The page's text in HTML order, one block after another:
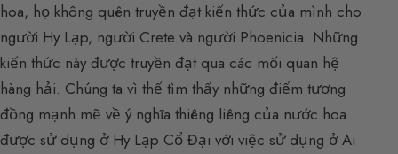
hoa, họ không quên truyền đạt kiến thức của mình cho
người Hy Lạp, người Crete và người Phoenicia. Những
kiến thức này được truyền đạt qua các mối quan hệ
hàng hải. Chúng ta vì thế tìm thấy những điểm tương
đồng mạnh mẽ về ý nghĩa thiêng liêng của nước hoa
được sử dụng ở Hy Lạp Cổ Đại với việc sử dụng ở Ai